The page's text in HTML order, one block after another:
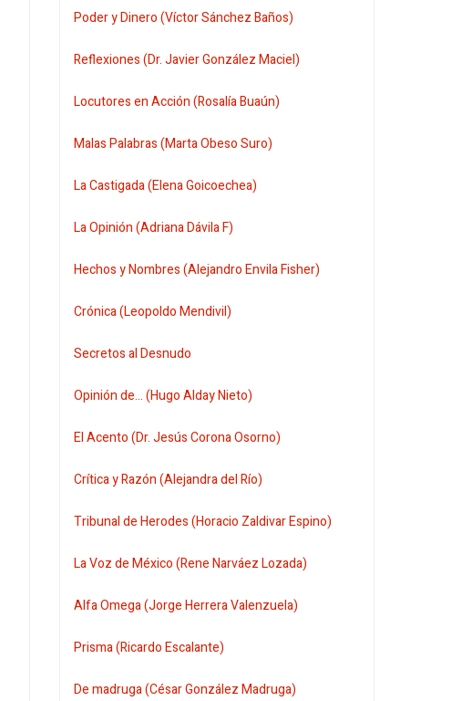
Poder y Dinero (Víctor Sánchez Baños)
Reflexiones (Dr. Javier González Maciel)
Locutores en Acción (Rosalía Buaún)
Malas Palabras (Marta Obeso Suro)
La Castigada (Elena Goicoechea)
La Opinión (Adriana Dávila F)
Hechos y Nombres (Alejandro Envila Fisher)
Crónica (Leopoldo Mendivil)
Secretos al Desnudo
Opinión de... (Hugo Alday Nieto)
El Acento (Dr. Jesús Corona Osorno)
Crítica y Razón (Alejandra del Río)
Tribunal de Herodes (Horacio Zaldivar Espino)
La Voz de México (Rene Narváez Lozada)
Alfa Omega (Jorge Herrera Valenzuela)
Prisma (Ricardo Escalante)
De madruga (César González Madruga)